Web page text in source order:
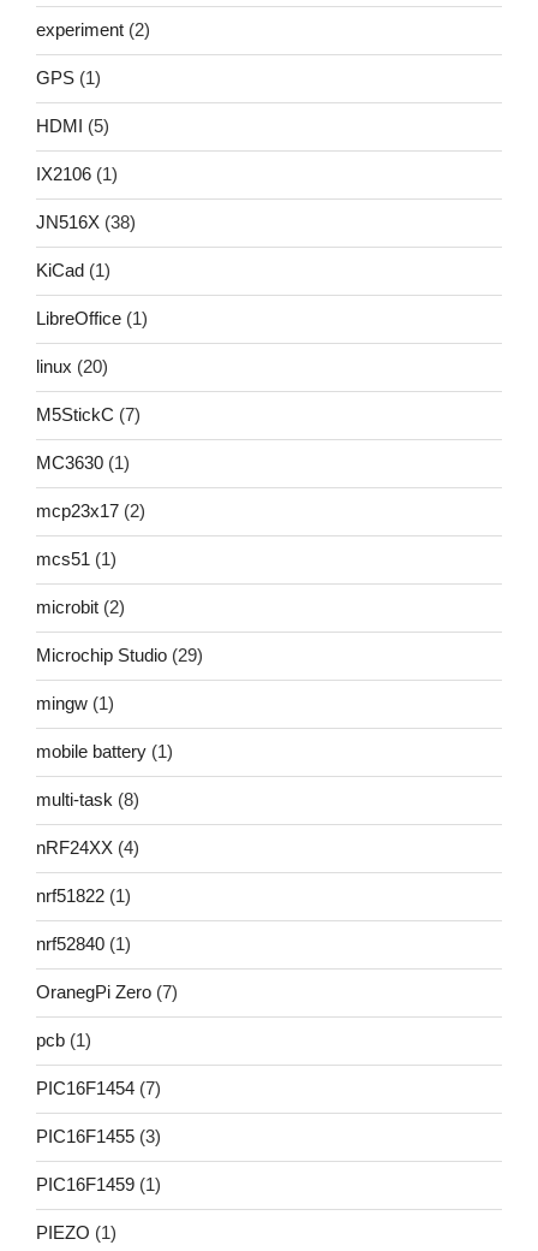
experiment (2)
GPS (1)
HDMI (5)
IX2106 (1)
JN516X (38)
KiCad (1)
LibreOffice (1)
linux (20)
M5StickC (7)
MC3630 (1)
mcp23x17 (2)
mcs51 (1)
microbit (2)
Microchip Studio (29)
mingw (1)
mobile battery (1)
multi-task (8)
nRF24XX (4)
nrf51822 (1)
nrf52840 (1)
OranegPi Zero (7)
pcb (1)
PIC16F1454 (7)
PIC16F1455 (3)
PIC16F1459 (1)
PIEZO (1)